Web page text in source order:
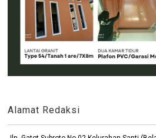
Alamat Redaksi